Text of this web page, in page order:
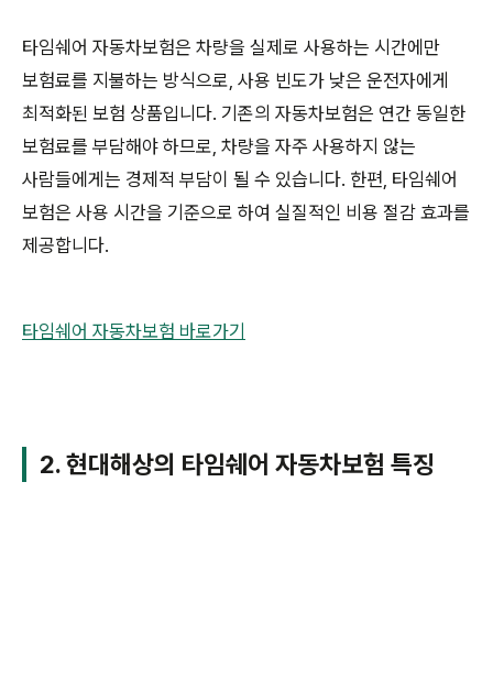
타임쉐어 자동차보험은 차량을 실제로 사용하는 시간에만
보험료를 지불하는 방식으로, 사용 빈도가 낮은 운전자에게
최적화된 보험 상품입니다. 기존의 자동차보험은 연간 동일한
보험료를 부담해야 하므로, 차량을 자주 사용하지 않는
사람들에게는 경제적 부담이 될 수 있습니다. 한편, 타임쉐어
보험은 사용 시간을 기준으로 하여 실질적인 비용 절감 효과를
제공합니다.
타임쉐어 자동차보험 바로가기
2. 현대해상의 타임쉐어 자동차보험 특징